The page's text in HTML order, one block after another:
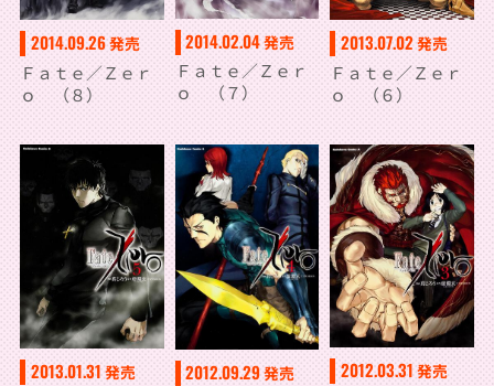
2014.09.26発売
Ｆａｔｅ／Ｚｅｒ
ｏ （８）
2014.02.04発売
Ｆａｔｅ／Ｚｅｒ
ｏ （７）
2013.07.02発売
Ｆａｔｅ／Ｚｅｒ
ｏ （６）
2013.01.31 発売 2012.09.29発売 2012.03.31 発売